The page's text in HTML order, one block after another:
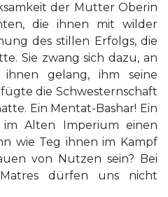
der Mutter Oberin
die ihnen mit wilder
des stillen Erfolgs, die
Sie zwang sich dazu, an
gelang, ihm seine
die Schwesternschaft
Ein Mentat-Bashar! Ein
im Alten Imperium einen
wie Teg ihnen im Kampf
von Nutzen sein? Bei
dürfen uns nicht